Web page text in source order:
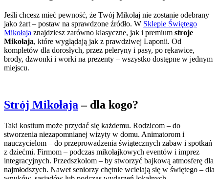
Jeśli chcesz mieć pewność, że Twój Mikołaj nie zostanie odebrany
jako żart – postaw na sprawdzone źródło. W Sklepie Świętego
Mikołaja znajdziesz zarówno klasyczne, jak i premium stroje
Mikołaja, które wyglądają jak z prawdziwej Laponii. Od
kompletów dla dorosłych, przez peleryny i pasy, po rękawice,
brody, dzwonki i worki na prezenty – wszystko dostępne w jednym
miejscu.
Strój Mikołaja– dla kogo?
Taki kostium może przydać się każdemu. Rodzicom – do
stworzenia niezapomnianej wizyty w domu. Animatorom i
nauczycielom – do przeprowadzenia świątecznych zabaw i spotkań
z dziećmi. Firmom – podczas mikołajkowych eventów i imprez
integracyjnych. Przedszkolom – by stworzyć bajkową atmosferę dla
najmłodszych. Nawet seniorzy chętnie wcielają się w świętego – dla